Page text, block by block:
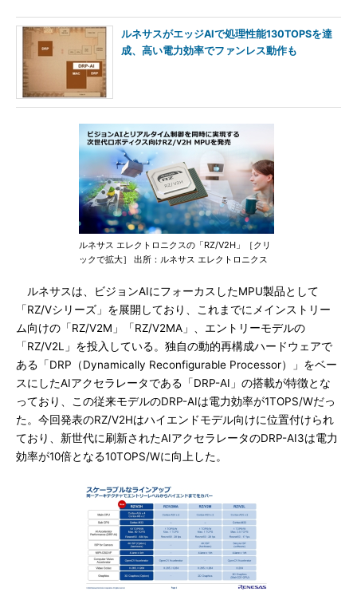
ルネサスがエッジAIで処理性能130TOPSを達
成、高い電力効率でファンレス動作も
ルネサス エレクトロニクスの「RZ/V2H」［クリ
ックで拡大］ 出所：ルネサス エレクトロニクス
ルネサスは、ビジョンAIにフォーカスしたMPU製品として
「RZ/Vシリーズ」を展開しており、これまでにメインストリー
ム向けの「RZ/V2M」「RZ/V2MA」、エントリーモデルの
「RZ/V2L」を投入している。独自の動的再構成ハードウェアで
ある「DRP（Dynamically Reconfigurable Processor）」をベー
スにしたAIアクセラレータである「DRP-AI」の搭載が特徴とな
っており、この従来モデルのDRP-AIは電力効率が1TOPS/Wだっ
た。今回発表のRZ/V2Hはハイエンドモデル向けに位置付けられ
ており、新世代に刷新されたAIアクセラレータのDRP-AI3は電力
効率が10倍となる10TOPS/Wに向上した。